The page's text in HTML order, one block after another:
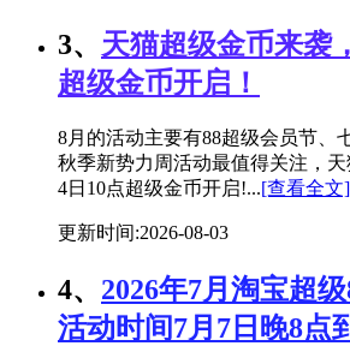
3、 天猫超级金币来袭
超级金币开启！
8月的活动主要有88超级会员节、
秋季新势力周活动最值得关注，
4日10点超级金币开启!...[查看全文]
更新时间:2026-08-03
4、 2026年7月淘宝超
活动时间7月7日晚8点